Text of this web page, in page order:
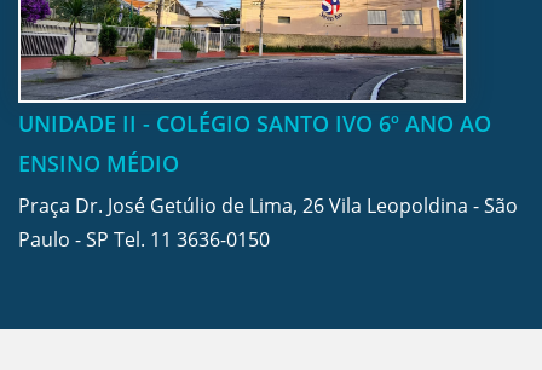
UNIDADE II - COLÉGIO SANTO IVO 6º ANO AO
ENSINO MÉDIO
Praça Dr. José Getúlio de Lima, 26 Vila Leopoldina - São
Paulo - SP Tel. 11 3636-0150